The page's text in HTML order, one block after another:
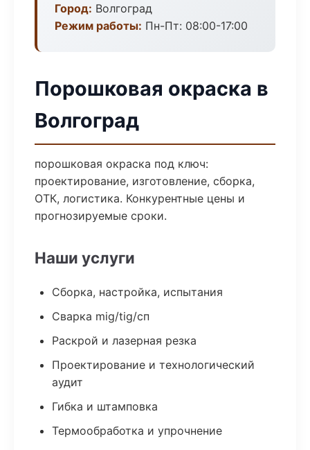
Город: Волгоград
Режим работы: Пн-Пт: 08:00-17:00
Порошковая окраска в
Волгоград
порошковая окраска под ключ:
проектирование, изготовление, сборка,
ОТК, логистика. Конкурентные цены и
прогнозируемые сроки.
Наши услуги
Сборка, настройка, испытания
Сварка mig/tig/сп
Раскрой и лазерная резка
Проектирование и технологический
аудит
Гибка и штамповка
Термообработка и упрочнение